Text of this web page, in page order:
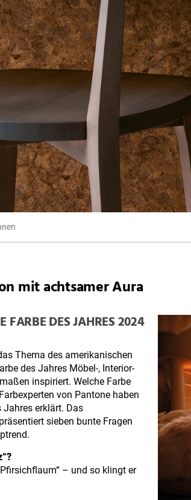
mit achtsamer Aura
FARBE DES JAHRES 2024
Thema des amerikanischen
des Jahres Möbel-, Interior-
inspiriert. Welche Farbe
von Pantone haben
Jahres erklärt. Das
sieben bunte Fragen
– und so klingt er